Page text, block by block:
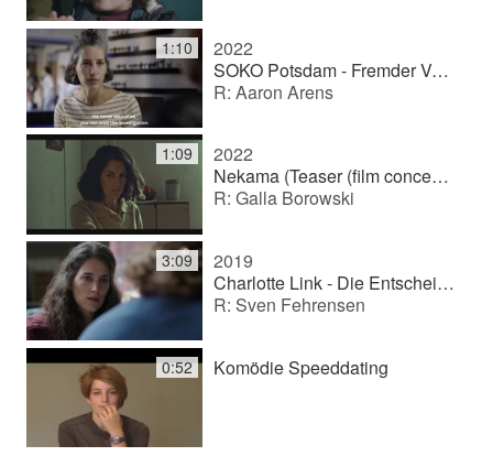
1:10
2022
SOKO Potsdam - Fremder Vertrauter (TV series)
R: Aaron Arens
1:09
2022
Nekama (Teaser (film concept))
R: Galla Borowski
3:09
2019
Charlotte Link - Die Entscheidung (TV movie (series))
R: Sven Fehrensen
0:52 Komödie Speeddating